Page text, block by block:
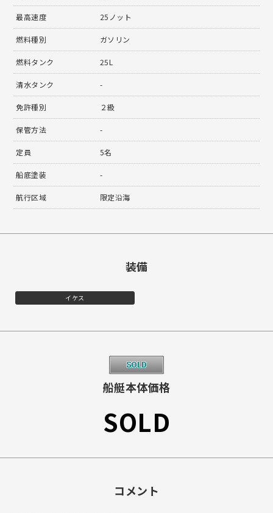
最高速度 25ノット
燃料種別 ガソリン
燃料タンク 25L
清水タンク -
免許種別 ２級
保管方法 -
定員 5名
船底塗装 -
航行区域 限定沿海
装備
イケス
船艇本体価格
SOLD
コメント